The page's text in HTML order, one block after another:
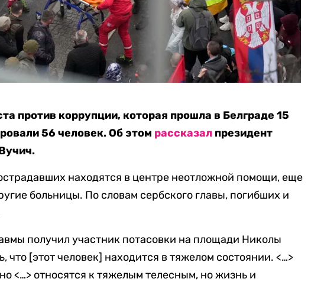
против коррупции, которая прошла в Белграде 15
56 человек. Об этом рассказал президент
находятся в центре неотложной помощи, еще
больницы. По словам сербского главы, погибших и
получил участник потасовки на площади Николы
[этот человек] находится в тяжелом состоянии. <…>
<…> относятся к тяжелым телесным, но жизнь и